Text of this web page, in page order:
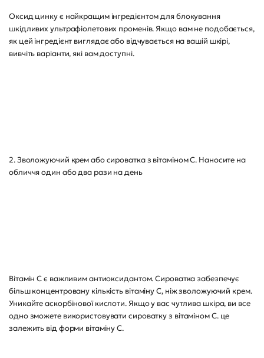
Оксид цинку є найкращим інгредієнтом для блокування
шкідливих ультрафіолетових променів. Якщо вам не подобається,
як цей інгредієнт виглядає або відчувається на вашій шкірі,
вивчіть варіанти, які вам доступні.
2. Зволожуючий крем або сироватка з вітаміном С. Наносите на
обличчя один або два рази на день
Вітамін С є важливим антиоксидантом. Сироватка забезпечує
більш концентровану кількість вітаміну С, ніж зволожуючий крем.
Уникайте аскорбінової кислоти. Якщо у вас чутлива шкіра, ви все
одно зможете використовувати сироватку з вітаміном С. це
залежить від форми вітаміну С.